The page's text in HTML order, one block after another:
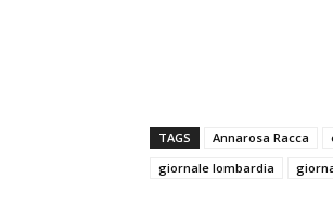
TAGS Annarosa Racca
giornale lombardia